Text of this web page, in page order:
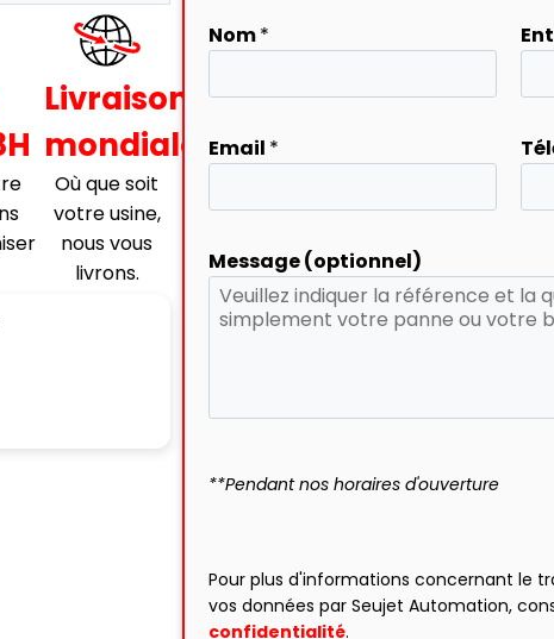
Livraison
mondiale
Où que soit
votre usine,
nous vous
livrons.
Nom*
Email *
Message (optionnel)
**Pendant nos horaires d'ouverture
Pour plus d'informations concernant le
vos données par Seujet Automation,
confidentialité.